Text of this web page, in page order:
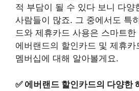
적 부담이 될 수 있다 보니 다양
사람들이 많죠. 그 중에서도 특
드와 제휴카드 사용은 스마트
에버랜드의 할인카드 및 제휴
멤버십에 대해 알아볼게요.
✅ 에버랜드 할인카드의 다양한